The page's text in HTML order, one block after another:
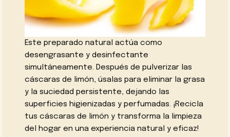
Este preparado natural actúa como
desengrasante y desinfectante
simultáneamente. Después de pulverizar las
cáscaras de limón, úsalas para eliminar la grasa
y la suciedad persistente, dejando las
superficies higienizadas y perfumadas. ¡Recicla
tus cáscaras de limón y transforma la limpieza
del hogar en una experiencia natural y eficaz!